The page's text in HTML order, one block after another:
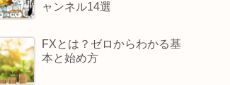
ャンネル14選
FXとは？ゼロからわかる基
本と始め方